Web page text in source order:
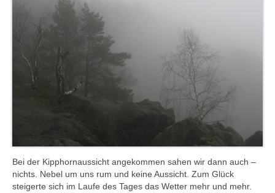
Bei der Kipphornaussicht angekommen sahen wir dann auch –
nichts. Nebel um uns rum und keine Aussicht. Zum Glück
steigerte sich im Laufe des Tages das Wetter mehr und mehr.